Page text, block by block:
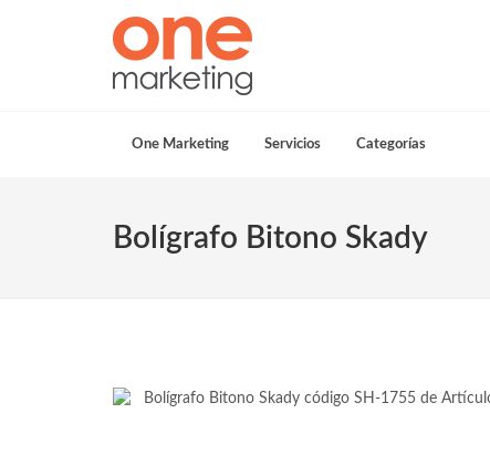
One Marketing Servicios Categorías
Bolígrafo Bitono Skady